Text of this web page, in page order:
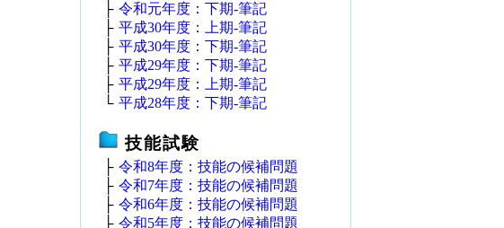
├ 令和元年度：下期‐筆記
├ 平成30年度：上期‐筆記
├ 平成30年度：下期‐筆記
├ 平成29年度：下期‐筆記
├ 平成29年度：上期‐筆記
└ 平成28年度：下期‐筆記
技能試験
├ 令和8年度：技能の候補問題
├ 令和7年度：技能の候補問題
├ 令和6年度：技能の候補問題
├ 令和5年度：技能の候補問題